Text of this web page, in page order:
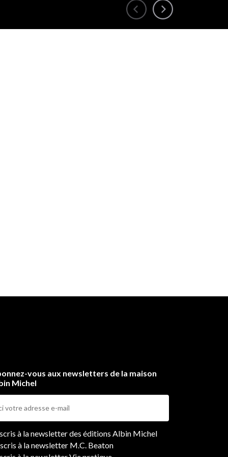
vous aux newsletters de la maison
Michel
à la newsletter des éditions Albin Michel
à la newsletter M.C. Beaton